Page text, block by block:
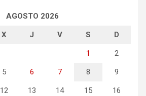
AGOSTO 2026
X J V S D
1 2
5 6 7 8 9
12 13 14 15 16